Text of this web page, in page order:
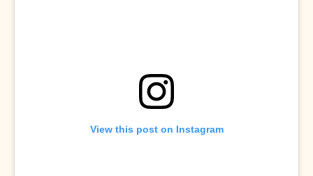
View this post on Instagram